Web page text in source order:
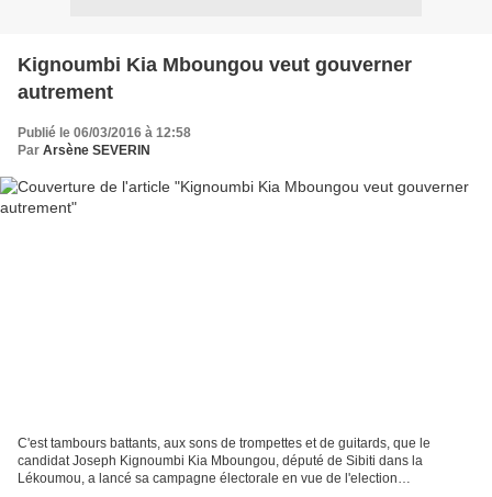
Kignoumbi Kia Mboungou veut gouverner
autrement
Publié le 06/03/2016 à 12:58
Par Arsène SEVERIN
C'est tambours battants, aux sons de trompettes et de guitards, que le
candidat Joseph Kignoumbi Kia Mboungou, député de Sibiti dans la
Lékoumou, a lancé sa campagne électorale en vue de l'election